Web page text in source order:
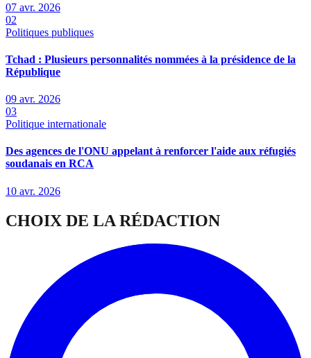
07 avr. 2026
02
Politiques publiques
Tchad : Plusieurs personnalités nommées à la présidence de la
République
09 avr. 2026
03
Politique internationale
Des agences de l'ONU appelant à renforcer l'aide aux réfugiés
soudanais en RCA
10 avr. 2026
CHOIX DE LA RÉDACTION